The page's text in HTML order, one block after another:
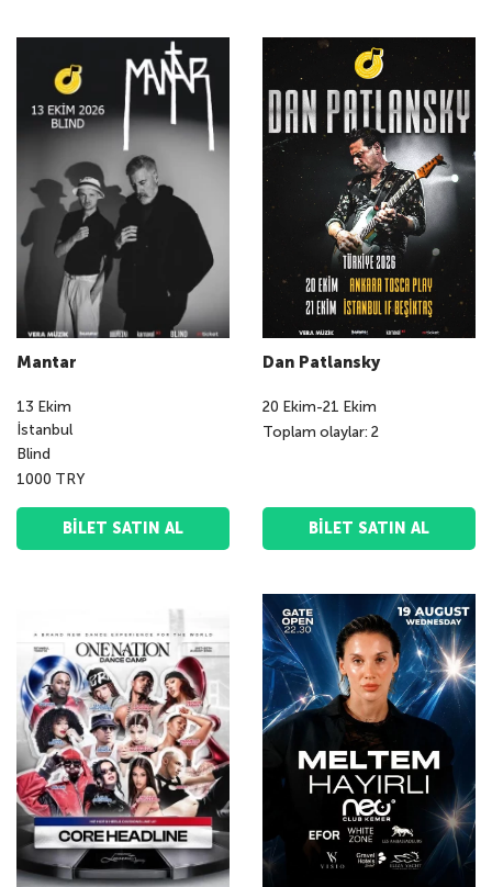
Mantar
13 Ekim
İstanbul
Blind
1000 TRY
BILET SATIN AL
Dan Patlansky
20 Ekim-21 Ekim
Toplam olaylar: 2
BILET SATIN AL